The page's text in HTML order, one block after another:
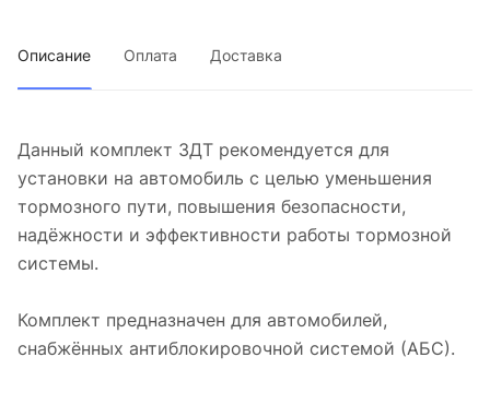
Описание Оплата Доставка
Данный комплект ЗДТ рекомендуется для
установки на автомобиль с целью уменьшения
тормозного пути, повышения безопасности,
надёжности и эффективности работы тормозной
системы.
Комплект предназначен для автомобилей,
снабжённых антиблокировочной системой (АБС).